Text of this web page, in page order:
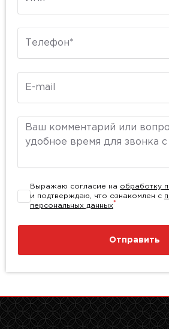
Комментарий
Выражаю согласие на обработку
и подтверждаю, что ознакомлен с
персональных данных*
Отправить